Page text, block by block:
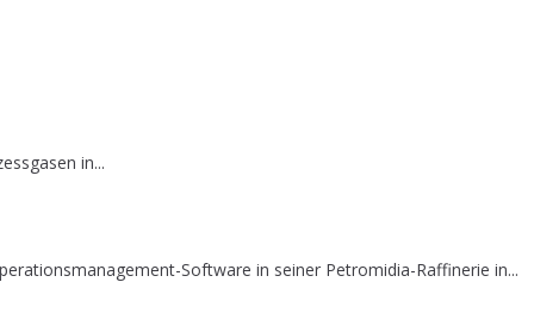
Software in seiner Petromidia-Raffinerie in...
in...